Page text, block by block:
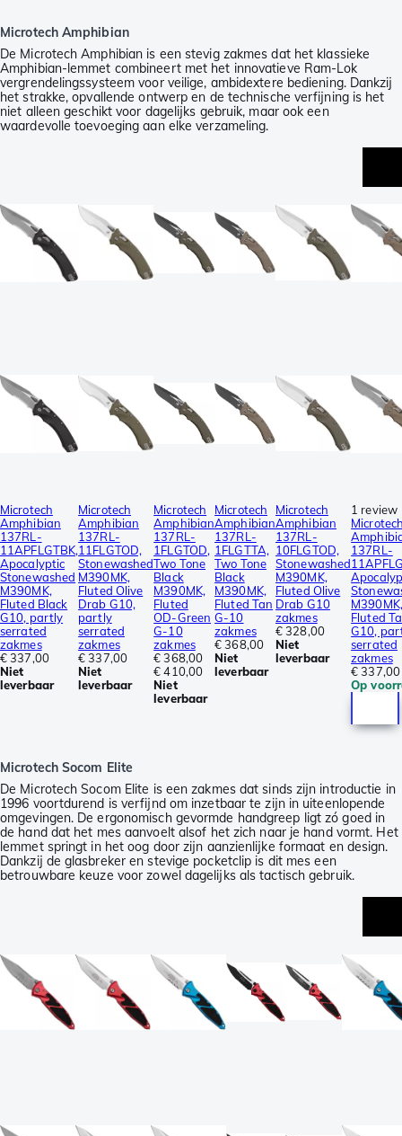
Microtech Amphibian
De Microtech Amphibian is een stevig zakmes dat het klassieke
Amphibian-lemmet combineert met het innovatieve Ram-Lok
vergrendelingssysteem voor veilige, ambidextere bediening. Dankzij
het strakke, opvallende ontwerp en de technische verfijning is het
niet alleen geschikt voor dagelijks gebruik, maar ook een
waardevolle toevoeging aan elke verzameling.
Microtech
Amphibian
137RL-
11APFLGTBK,
Apocalyptic
Stonewashed
M390MK,
Fluted Black
G10, partly
serrated
zakmes
€ 337,00
Niet
leverbaar
Microtech
Amphibian
137RL-
11FLGTOD,
Stonewashed
M390MK,
Fluted Olive
Drab G10,
partly
serrated
zakmes
€ 337,00
Niet
leverbaar
Microtech
Amphibian
137RL-
1FLGTOD,
Two Tone
Black
M390MK,
Fluted
OD-Green
G-10
zakmes
€ 368,00
€ 410,00
Niet
leverbaar
Microtech
Amphibian
137RL-
1FLGTTA,
Two Tone
Black
M390MK,
Fluted Tan
G-10
zakmes
€ 368,00
Niet
leverbaar
Microtech
Amphibian
137RL-
10FLGTOD,
Stonewashed
M390MK,
Fluted Olive
Drab G10
zakmes
€ 328,00
Niet
leverbaar
1 review
137RL-
M390MK,
Fluted
G10,
serrated
zakmes
€ 337,00
Op
Microtech Socom Elite
De Microtech Socom Elite is een zakmes dat sinds zijn introductie in
1996 voortdurend is verfijnd om inzetbaar te zijn in uiteenlopende
omgevingen. De ergonomisch gevormde handgreep ligt zó goed in
de hand dat het mes aanvoelt alsof het zich naar je hand vormt. Het
lemmet springt in het oog door zijn aanzienlijke formaat en design.
Dankzij de glasbreker en stevige pocketclip is dit mes een
betrouwbare keuze voor zowel dagelijks als tactisch gebruik.